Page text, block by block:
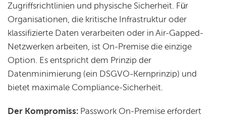
Zugriffsrichtlinien und physische Sicherheit. Für
Organisationen, die kritische Infrastruktur oder
klassifizierte Daten verarbeiten oder in Air-Gapped-
Netzwerken arbeiten, ist On-Premise die einzige
Option. Es entspricht dem Prinzip der
Datenminimierung (ein DSGVO-Kernprinzip) und
bietet maximale Compliance-Sicherheit.
Der Kompromiss: Passwork On-Premise erfordert